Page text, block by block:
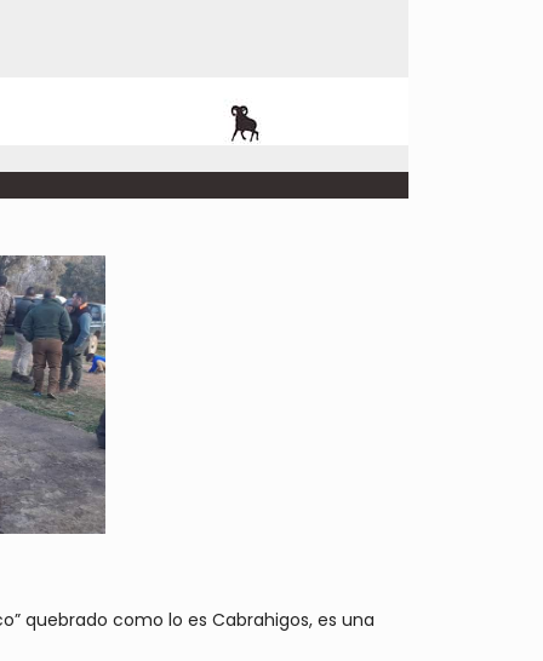
quebrado como lo es Cabrahigos, es una